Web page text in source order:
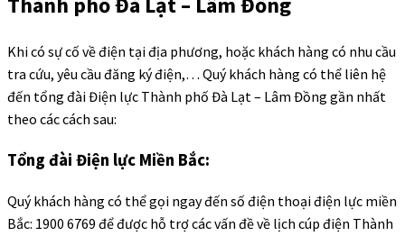
Khi có sự cố về điện tại địa phương, hoặc khách hàng có nhu cầu
tra cứu, yêu cầu đăng ký điện,… Quý khách hàng có thể liên hệ
đến tổng đài Điện lực Thành phố Đà Lạt – Lâm Đồng gần nhất
theo các cách sau:
Tổng đài Điện lực Miền Bắc:
Quý khách hàng có thể gọi ngay đến số điện thoại điện lực miền
Bắc: 1900 6769 để được hỗ trợ các vấn đề về lịch cúp điện Thành